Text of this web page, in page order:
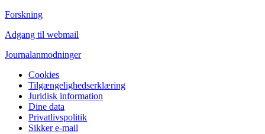
Forskning
Adgang til webmail
Journalanmodninger
Cookies
Tilgængelighedserklæring
Juridisk information
Dine data
Privatlivspolitik
Sikker e-mail